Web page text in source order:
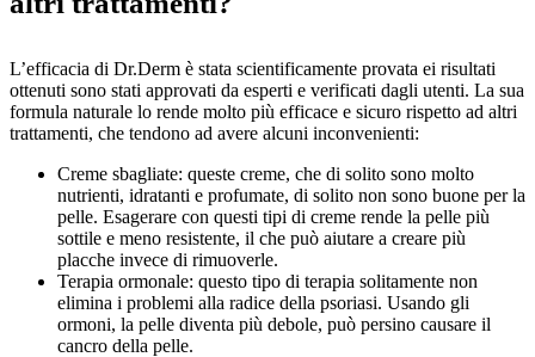
L’efficacia di Dr.Derm è stata scientificamente provata ei risultati
ottenuti sono stati approvati da esperti e verificati dagli utenti. La sua
formula naturale lo rende molto più efficace e sicuro rispetto ad altri
trattamenti, che tendono ad avere alcuni inconvenienti:
Creme sbagliate: queste creme, che di solito sono molto
nutrienti, idratanti e profumate, di solito non sono buone per la
pelle. Esagerare con questi tipi di creme rende la pelle più
sottile e meno resistente, il che può aiutare a creare più
placche invece di rimuoverle.
Terapia ormonale: questo tipo di terapia solitamente non
elimina i problemi alla radice della psoriasi. Usando gli
ormoni, la pelle diventa più debole, può persino causare il
cancro della pelle.